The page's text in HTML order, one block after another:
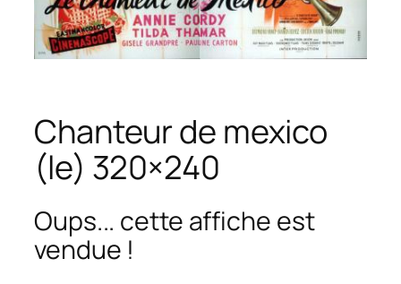
Chanteur de mexico
(le) 320×240
Oups... cette affiche est
vendue !